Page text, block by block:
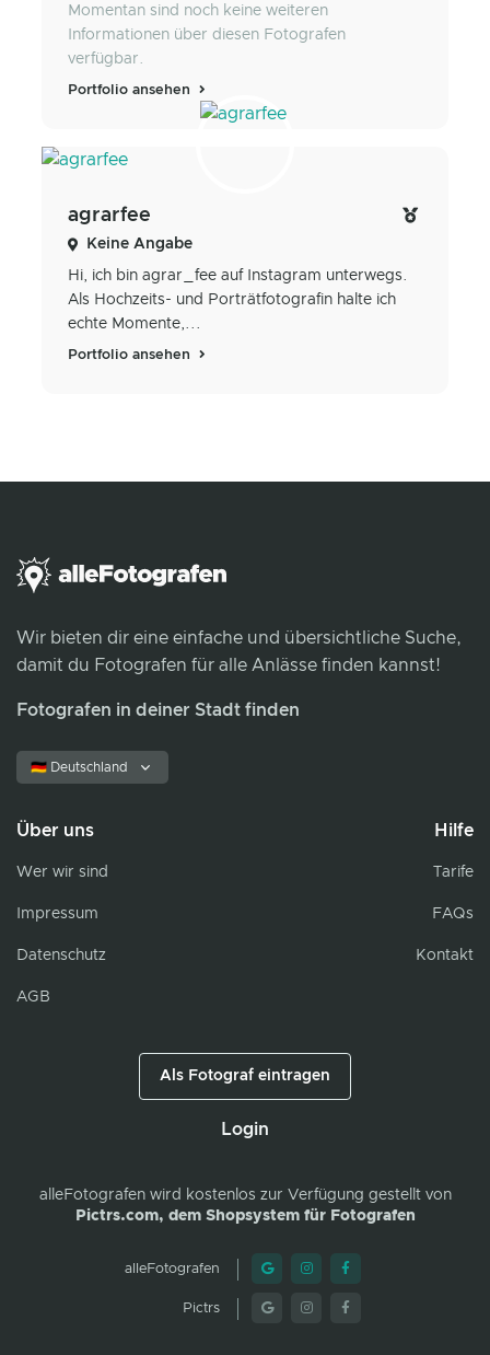
Momentan sind noch keine weiteren
Informationen über diesen Fotografen
verfügbar.
Portfolio ansehen
agrarfee
Keine Angabe
Hi, ich bin agrar_fee auf Instagram unterwegs.
Als Hochzeits- und Porträtfotografin halte ich
echte Momente,...
Portfolio ansehen
Wir bieten dir eine einfache und übersichtliche Suche,
damit du Fotografen für alle Anlässe finden kannst!
Fotografen in deiner Stadt finden
🇩🇪 Deutschland
Über uns
Wer wir sind
Impressum
Datenschutz
AGB
Hilfe
Tarife
FAQs
Kontakt
Als Fotograf eintragen
Login
alleFotografenwird kostenlos zur Verfügung gestellt von
Pictrs.com, dem Shopsystem für Fotografen
alleFotografen
Pictrs